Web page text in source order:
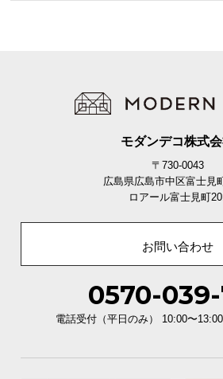
モダンデコ株式
〒730-0043
広島県広島市中区富士見
ロアール富士見町
お問い合わせ
0570-
電話受付（平日のみ） 10:00〜